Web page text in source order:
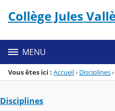
Menu de la rubrique
Contenu
Collège Jules
MENU
Vous êtes ici : Accueil› Disciplines›
Disciplines